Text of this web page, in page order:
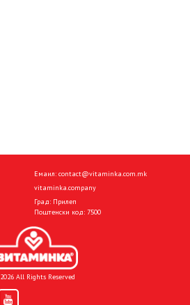
Емаил: contact@vitaminka.com.mk
vitaminka.company
Град: Прилеп
Поштенски код: 7500
All Rights Reserved